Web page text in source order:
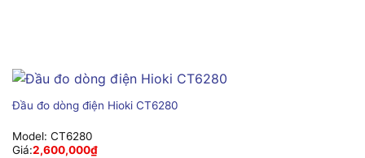
Đầu đo dòng điện Hioki CT6280
Model: CT6280
Giá:2,600,000₫